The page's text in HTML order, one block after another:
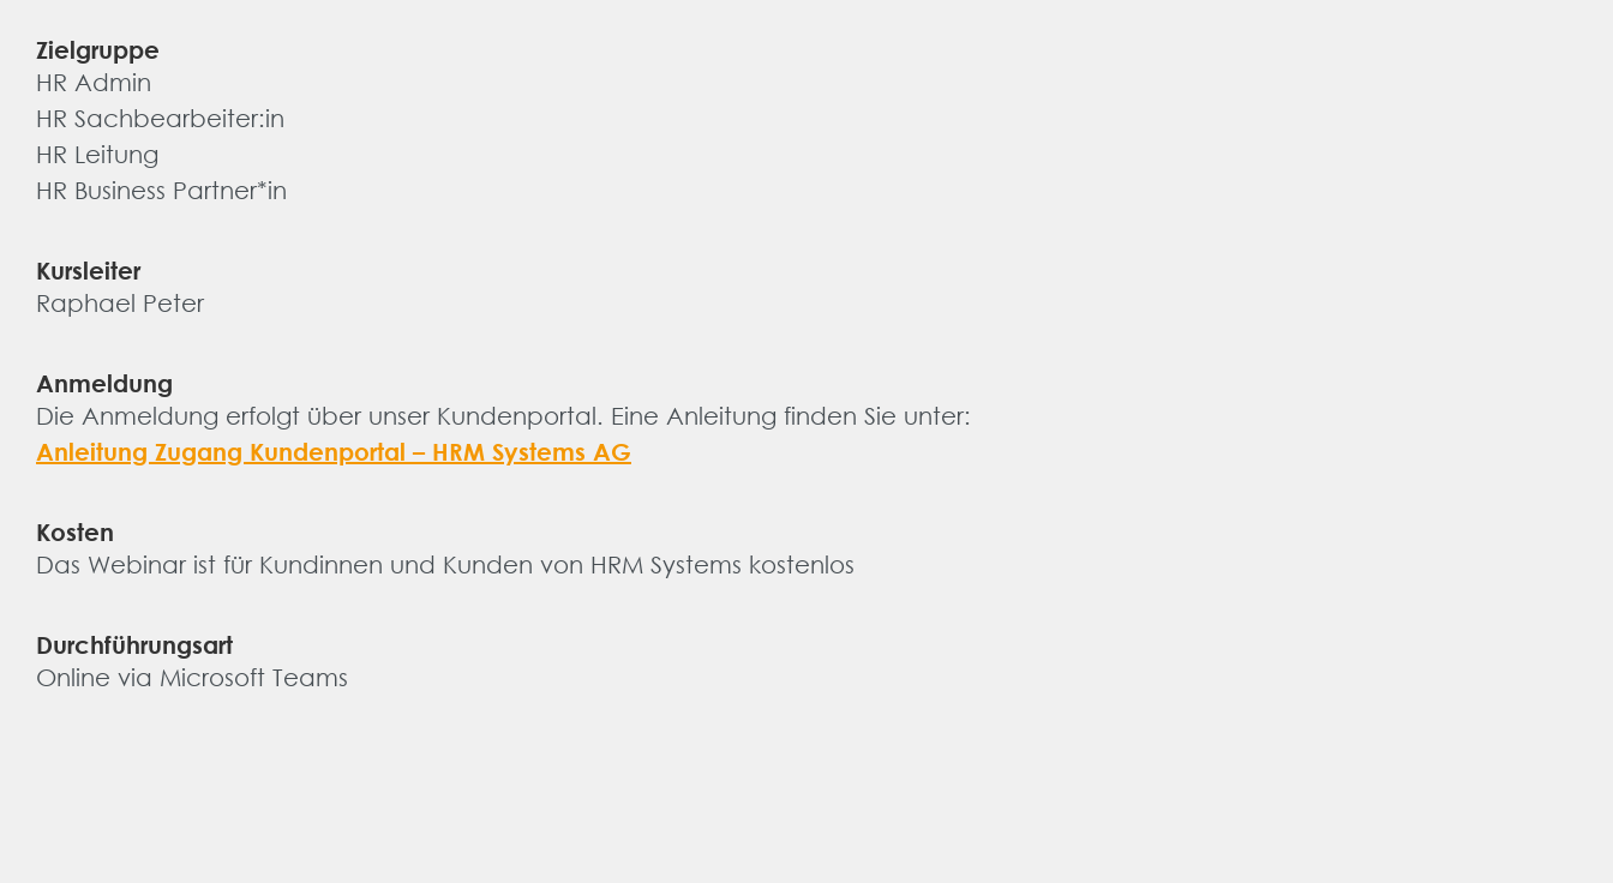
Zielgruppe
HR Admin
HR Sachbearbeiter:in
HR Leitung
HR Business Partner*in
Kursleiter
Raphael Peter
Anmeldung
Die Anmeldung erfolgt über unser Kundenportal. Eine Anleitung finden Sie unter:
Anleitung Zugang Kundenportal – HRM Systems AG
Kosten
Das Webinar ist für Kundinnen und Kunden von HRM Systems kostenlos
Durchführungsart
Online via Microsoft Teams